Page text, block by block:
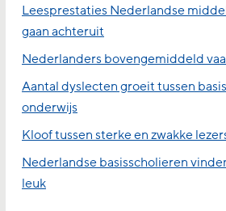
Leesprestaties Nederlandse
gaan achteruit
Nederlanders bovengemiddeld
Aantal dyslecten groeit tussen
onderwijs
Kloof tussen sterke en zwakke
Nederlandse basisscholieren
leuk